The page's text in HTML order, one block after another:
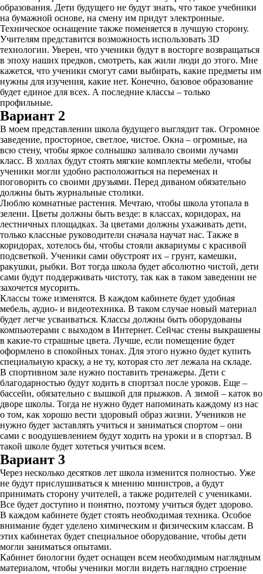
образования. Дети будущего не будут знать, что такое учебники
на бумажной основе, на смену им придут электронные.
Техническое оснащение также поменяется в лучшую сторону.
Учителям представится возможность использовать 3D
технологии. Уверен, что ученики будут в восторге возвращаться
в эпоху наших предков, смотреть, как жили люди до этого. Мне
кажется, что ученики смогут сами выбирать, какие предметы им
нужны для изучения, какие нет. Конечно, базовое образование
будет единое для всех. А последние классы – только
профильные.
Вариант 2
В моем представлении школа будущего выглядит так. Огромное
заведение, просторное, светлое, чистое. Окна – огромные, на
всю стену, чтобы яркое солнышко заливало своими лучами
класс. В холлах будут стоять мягкие комплекты мебели, чтобы
ученики могли удобно расположиться на переменах и
поговорить со своими друзьями. Перед диваном обязательно
должны быть журнальные столики.
Люблю комнатные растения. Мечтаю, чтобы школа утопала в
зелени. Цветы должны быть везде: в классах, коридорах, на
лестничных площадках. За цветами должны ухаживать дети,
только классные руководители сначала научат нас. Также в
коридорах, хотелось бы, чтобы стояли аквариумы с красивой
подсветкой. Ученики сами обустроят их – грунт, камешки,
ракушки, рыбки. Вот тогда школа будет абсолютно чистой, дети
сами будут поддерживать чистоту, так как в таком заведении не
захочется мусорить.
Классы тоже изменятся. В каждом кабинете будет удобная
мебель, аудио- и видеотехника. В таком случае новый материал
будет легче усваиваться. Классы должны быть оборудованы
компьютерами с выходом в Интернет. Сейчас стены выкрашены
в какие-то страшные цвета. Лучше, если помещение будет
оформлено в спокойных тонах. Для этого нужно будет купить
специальную краску, а не ту, которая сто лет лежала на складе.
В спортивном зале нужно поставить тренажеры. Дети с
благодарностью будут ходить в спортзал после уроков. Еще –
бассейн, обязательно с вышкой для прыжков. А зимой – каток во
дворе школы. Тогда не нужно будет напоминать каждому из нас
о том, как хорошо вести здоровый образ жизни. Учеников не
нужно будет заставлять учиться и заниматься спортом – они
сами с воодушевлением будут ходить на уроки и в спортзал. В
такой школе будет хотеться учиться всем.
Вариант 3
Через несколько десятков лет школа изменится полностью. Уже
не будут прислушиваться к мнению министров, а будут
принимать сторону учителей, а также родителей с учениками.
Все будет доступно и понятно, поэтому учиться будет здорово.
В каждом кабинете будет стоять необходимая техника. Особое
внимание будет уделено химическим и физическим классам. В
этих кабинетах будет специальное оборудование, чтобы дети
могли заниматься опытами.
Кабинет биологии будет оснащен всем необходимым наглядным
материалом, чтобы ученики могли видеть наглядно строение